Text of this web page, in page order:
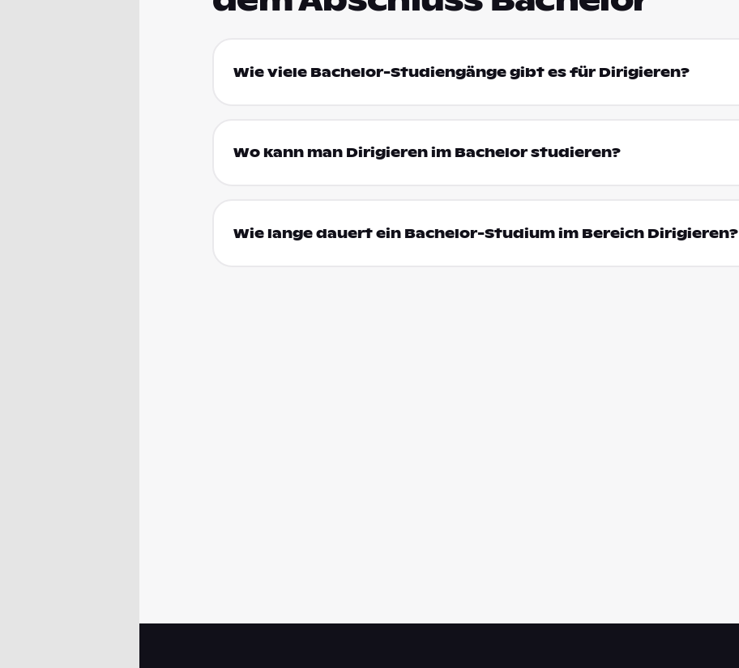
Wie viele Bachelor-Studiengänge gibt es für Dirigieren?
Wo kann man Dirigieren im Bachelor studieren?
Wie lange dauert ein Bachelor-Studium im Bereich Dirigieren?